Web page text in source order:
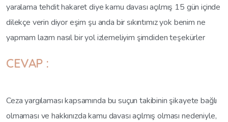
yaralama tehdit hakaret diye kamu davası açılmış 15 gün içinde
dilekçe verin diyor eşim şu anda bir sıkıntımız yok benim ne
yapmam lazım nasıl bir yol izlemeliyim şimdiden teşekürler
CEVAP :
Ceza yargılaması kapsamında bu suçun takibinin şikayete bağlı
olmaması ve hakkınızda kamu davası açılmış olması nedeniyle,